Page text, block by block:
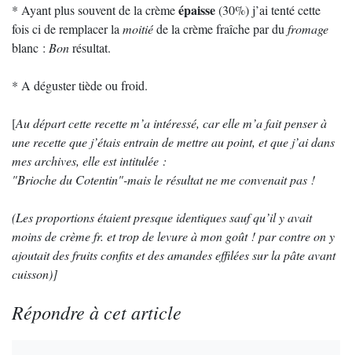
* Ayant plus souvent de la crèmeépaisse(30%) j’ai tenté cette
fois ci de remplacer lamoitiéde la crème fraîche par dufromage
blanc : Bonrésultat.
* A déguster tiède ou froid.
[Au départ cette recette m’a intéressé, car elle m’a fait penser à
une recette que j’étais entrain de mettre au point, et que j’ai dans
mes archives, elle est intitulée :
"Brioche du Cotentin"-mais le résultat ne me convenait pas !
(Les proportions étaient presque identiques sauf qu’il y avait
moins de crème fr. et trop de levure à mon goût ! par contre on y
ajoutait des fruits confits et des amandes effilées sur la pâte avant
cuisson)]
Répondre à cet article